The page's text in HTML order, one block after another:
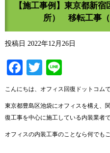
【施工事例】東京都新
所） 移転工事（
投稿日 2022年12月26日
Facebook
Twitter
こんにちは、オフィス回復ドットコムで
東京都豊島区池袋にオフィスを構え、
復工事を中心に施工している内装業者
オフィスの内装工事のことなら何でも